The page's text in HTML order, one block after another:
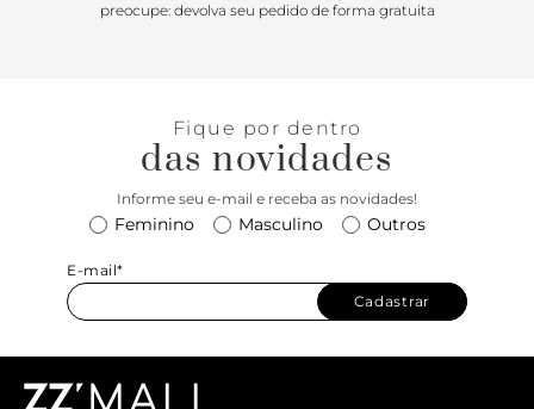
preocupe: devolva seu pedido de forma gratuita
Fique por dentro
das novidades
Informe seu e-mail e receba as novidades!
Feminino Masculino Outros
E-mail*
Cadastrar